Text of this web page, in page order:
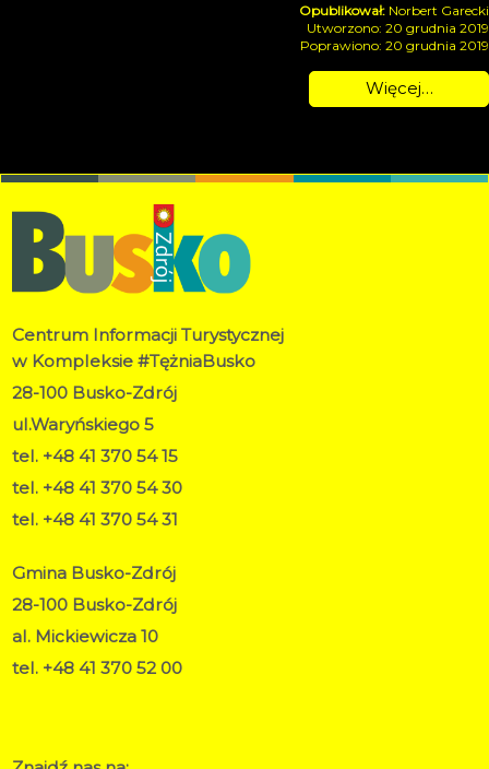
Norbert Garecki
Utworzono: 20 grudnia 2019
Poprawiono: 20 grudnia 2019
Więcej…
Centrum Informacji Turystycznej
w Kompleksie #TężniaBusko
28-100 Busko-Zdrój
ul.Waryńskiego 5
tel. +48 41 370 54 15
tel. +48 41 370 54 30
tel. +48 41 370 54 31
Gmina Busko-Zdrój
28-100 Busko-Zdrój
al. Mickiewicza 10
tel. +48 41 370 52 00